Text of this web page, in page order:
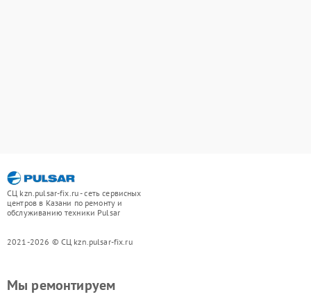
СЦ kzn.pulsar-fix.ru - сеть сервисных
центров в Казани по ремонту и
обслуживанию техники Pulsar
2021-2026 © СЦ kzn.pulsar-fix.ru
Мы ремонтируем